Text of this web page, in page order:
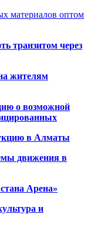
материалов оптом
транзитом через
жителям
о возможной
в Алматы
движения в
Арена»
и